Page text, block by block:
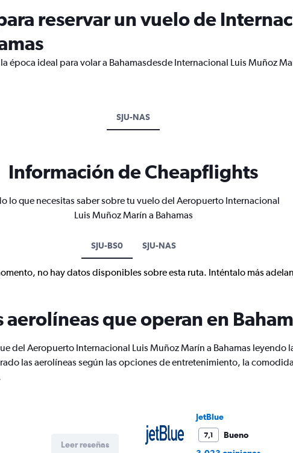
reservar un vuelo de
época ideal para volar a Bahamasdesde Internacional Luis Muñoz
SJU-NAS
Información de Cheapflights
lo que necesitas saber sobre tu vuelo del Aeropuerto Internacional
Luis Muñoz Marín a Bahamas
SJU-BS0 SJU-NAS
no hay datos disponibles sobre esta ruta. Inténtalo más
que operan en
del Aeropuerto Internacional Luis Muñoz Marín a Bahamas leyendo
las aerolíneas según las opciones de entretenimiento, la
Leer reseñas
JetBlue
7,1
Bueno